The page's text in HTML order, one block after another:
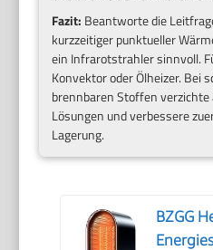
Fazit: Beantworte die
kurzzeitiger punktueller
ein Infrarotstrahler sinnvoll.
Konvektor oder Ölheizer. Bei
brennbaren Stoffen
Lösungen und verbessere
Lagerung.
BZGG